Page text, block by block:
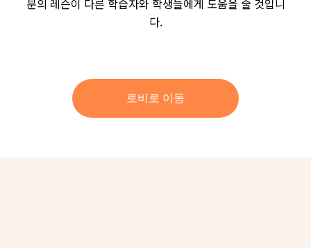
다.
로비로 이동